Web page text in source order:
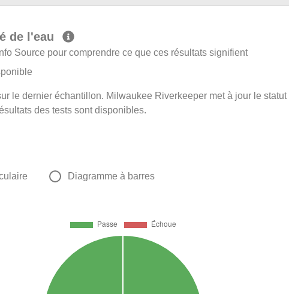
de l'eau
Source pour comprendre ce que ces résultats signifient
le dernier échantillon. Milwaukee Riverkeeper met à jour le statut
des tests sont disponibles.
Diagramme à barres